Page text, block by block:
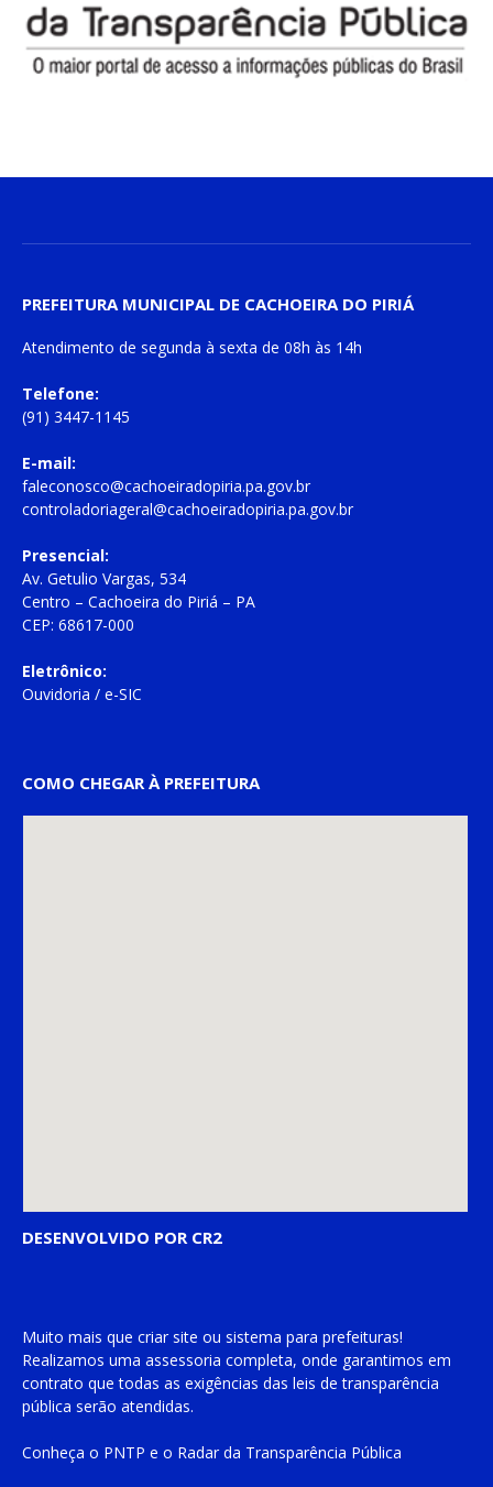
PREFEITURA MUNICIPAL DE CACHOEIRA DO PIRIÁ
Atendimento de segunda à sexta de 08h às 14h
Telefone:
(91) 3447-1145
E-mail:
faleconosco@cachoeiradopiria.pa.gov.br
controladoriageral@cachoeiradopiria.pa.gov.br
Presencial:
Av. Getulio Vargas, 534
Centro – Cachoeira do Piriá – PA
CEP: 68617-000
Eletrônico:
Ouvidoria / e-SIC
COMO CHEGAR À PREFEITURA
DESENVOLVIDO POR CR2
Muito mais que criar site ou sistema para prefeituras!
Realizamos uma assessoria completa, onde garantimos em
contrato que todas as exigências das leis de transparência
pública serão atendidas.
Conheça o PNTP e o Radar da Transparência Pública